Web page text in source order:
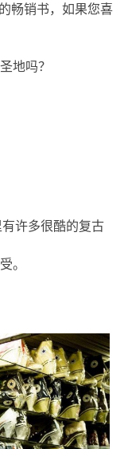
畅销书，如果您喜
地吗？
许多很酷的复古
。